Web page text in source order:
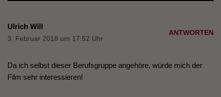
Ulrich Will
3. Februar 2018 um 17:52 Uhr
ANTWORTEN
Da ich selbst dieser Berufsgruppe angehöre, würde mich der
Film sehr interessieren!